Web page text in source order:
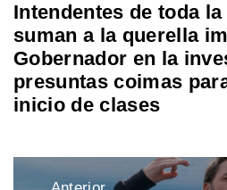
Intendentes de toda
suman a la querella
Gobernador en la
presuntas coimas
inicio de clases
Navegación